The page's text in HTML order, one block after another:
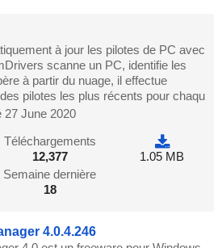
à jour les pilotes de PC avec
scanne un PC, identifie les
à partir du nuage, il effectue
pilotes les plus récents pour chaqu
27 June 2020
Téléchargements
12,377
Semaine dernière
18
1.05 MB
4.0.4.246